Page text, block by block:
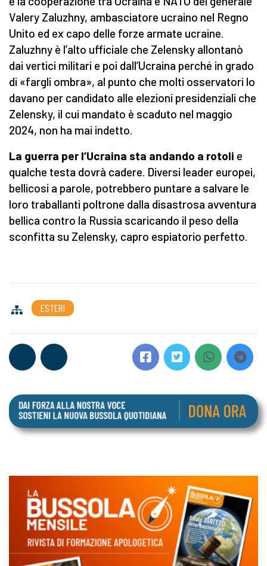
Valery Zaluzhny, ambasciatore ucraino nel Regno
Unito ed ex capo delle forze armate ucraine.
Zaluzhny è l’alto ufficiale che Zelensky allontanò
dai vertici militari e poi dall’Ucraina perché in grado
di «fargli ombra», al punto che molti osservatori lo
davano per candidato alle elezioni presidenziali che
Zelensky, il cui mandato è scaduto nel maggio
2024, non ha mai indetto.
La guerra per l’Ucraina sta andando a rotoli e
qualche testa dovrà cadere. Diversi leader europei,
bellicosi a parole, potrebbero puntare a salvare le
loro traballanti poltrone dalla disastrosa avventura
bellica contro la Russia scaricando il peso della
sconfitta su Zelensky, capro espiatorio perfetto.
ESTERI